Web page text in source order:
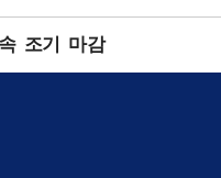
조기 마감